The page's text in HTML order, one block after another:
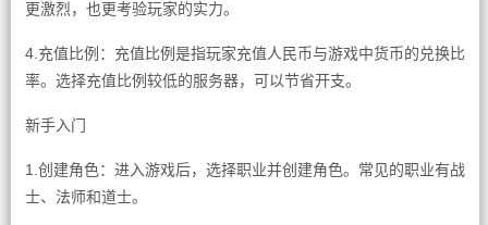
更激烈，也更考验玩家的实力。
4.充值比例：充值比例是指玩家充值人民币与游戏中货币的兑换比
率。选择充值比例较低的服务器，可以节省开支。
新手入门
1.创建角色：进入游戏后，选择职业并创建角色。常见的职业有战
士、法师和道士。